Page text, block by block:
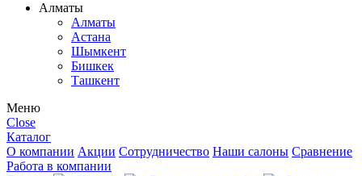
Алматы
Алматы
Астана
Шымкент
Бишкек
Ташкент
Меню
Close
Каталог
О компании Акции Сотрудничество Наши салоны Сравнение
Работа в компании